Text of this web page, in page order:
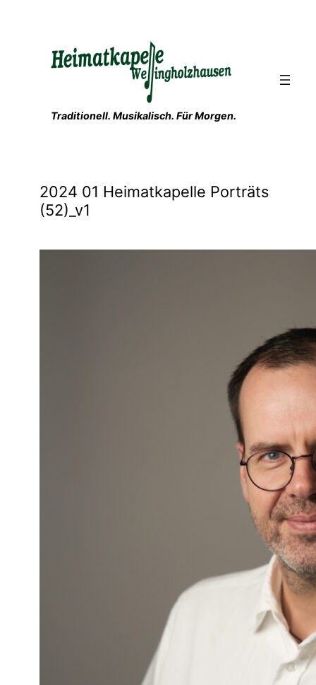
Traditionell. Musikalisch. Für Morgen.
2024 01 Heimatkapelle Porträts
(52)_v1